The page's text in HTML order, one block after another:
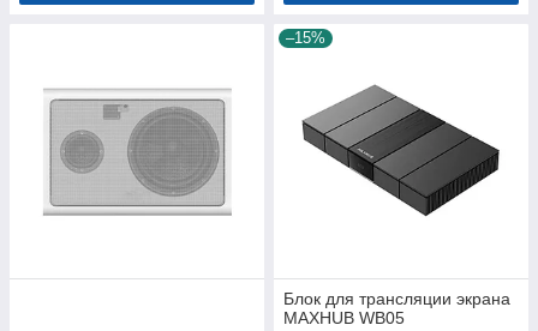
–15%
Блок для трансляции экрана
MAXHUB WB05